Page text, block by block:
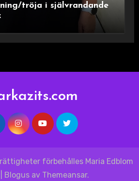
tröja i självrandande
förbehålles Maria Edblom
Blogus av Themeansar.